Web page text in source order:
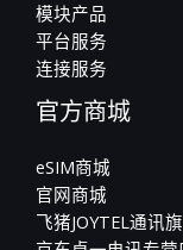
模块产品
平台服务
连接服务
官方商城
eSIM商城
官网商城
飞猪JOYTEL通讯